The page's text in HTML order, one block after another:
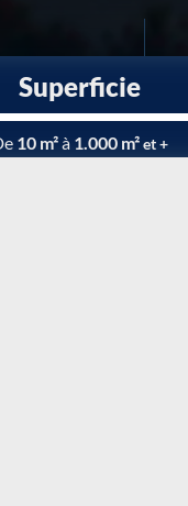
Superficie
10 m²à 1.000 m²et +